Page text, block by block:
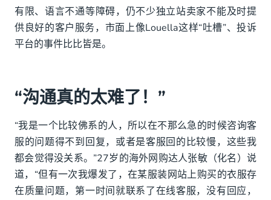
有限、语言不通等障碍，仍不少独立站卖家不能及时提
供良好的客户服务，市面上像Louella这样“吐槽”、投诉
平台的事件比比皆是。
“沟通真的太难了！”
“我是一个比较佛系的人，所以在不那么急的时候咨询客
服的问题得不到回复，或者是客服回的比较慢，这些我
都会觉得没关系。”27岁的海外网购达人张敏（化名）说
道，“但有一次我爆发了，在某服装网站上购买的衣服存
在质量问题，第一时间就联系了在线客服，没有回应，